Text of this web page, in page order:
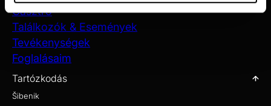
Gasztro
Találkozók & Események
Tevékenységek
Foglalásaim
Tartózkodás
Šibenik